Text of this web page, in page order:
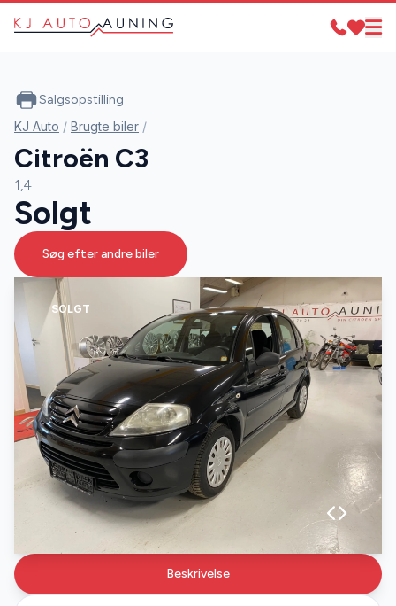
SOLGT
Beskrivelse
Salgsopstilling
KJ Auto / Brugte biler /
Citroën C3
1,4
Solgt
Søg efter andre biler